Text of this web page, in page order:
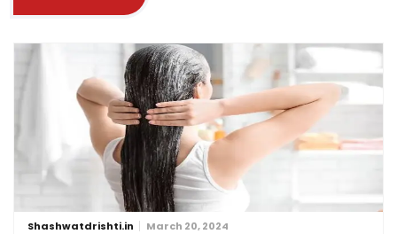
Shashwatdrishti.in March 20, 2024